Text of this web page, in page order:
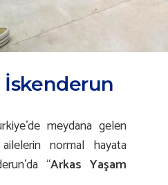
İskenderun
meydana gelen
normal hayata
“Arkas Yaşam